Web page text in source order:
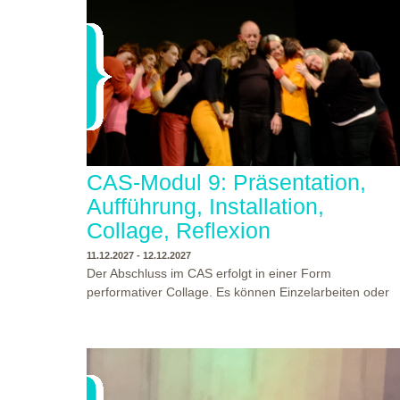
CAS-Modul 9: Präsentation,
Aufführung, Installation,
Collage, Reflexion
11.12.2027 - 12.12.2027
Der Abschluss im CAS erfolgt in einer Form
performativer Collage. Es können Einzelarbeiten oder
Ergebnisse Prozesse und Formate aus dem
Programms gestalten mit Ihrer Form Raum und Zeit von
WO?